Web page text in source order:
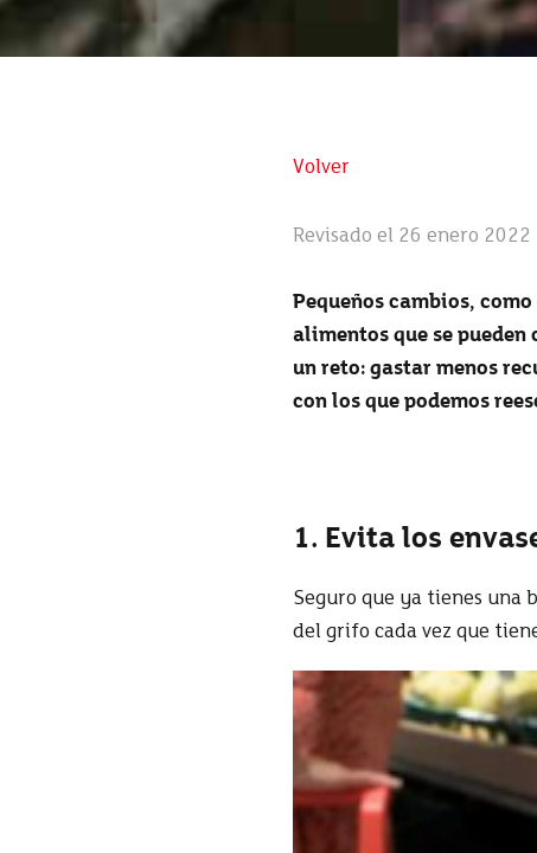
Volver
Revisado el 26 enero 2022
Pequeños cambios,
alimentos que se
un reto: gastar menos
con los que podemos
1. Evita los
Seguro que ya tienes una
del grifo cada vez que